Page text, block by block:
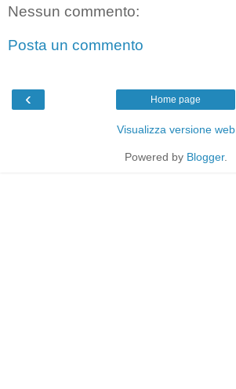
Nessun commento:
Posta un commento
‹ Home page
Visualizza versione web
Powered by Blogger.